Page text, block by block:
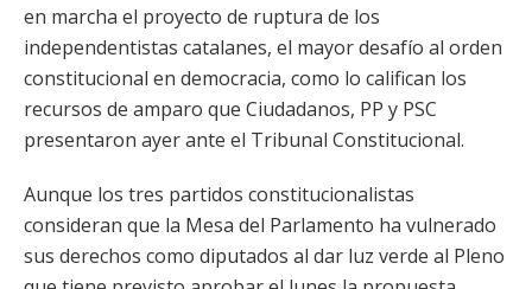
en marcha el proyecto de ruptura de los
independentistas catalanes, el mayor desafío al orden
constitucional en democracia, como lo califican los
recursos de amparo que Ciudadanos, PP y PSC
presentaron ayer ante el Tribunal Constitucional.
Aunque los tres partidos constitucionalistas
consideran que la Mesa del Parlamento ha vulnerado
sus derechos como diputados al dar luz verde al Pleno